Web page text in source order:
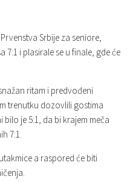
Srbije za seniore,
7:1 i plasirale se u finale, gde će
ritam i predvođeni
trenutku dozovlili gostima
bilo je 5:1, da bi krajem meča
7:1.
a raspored će biti